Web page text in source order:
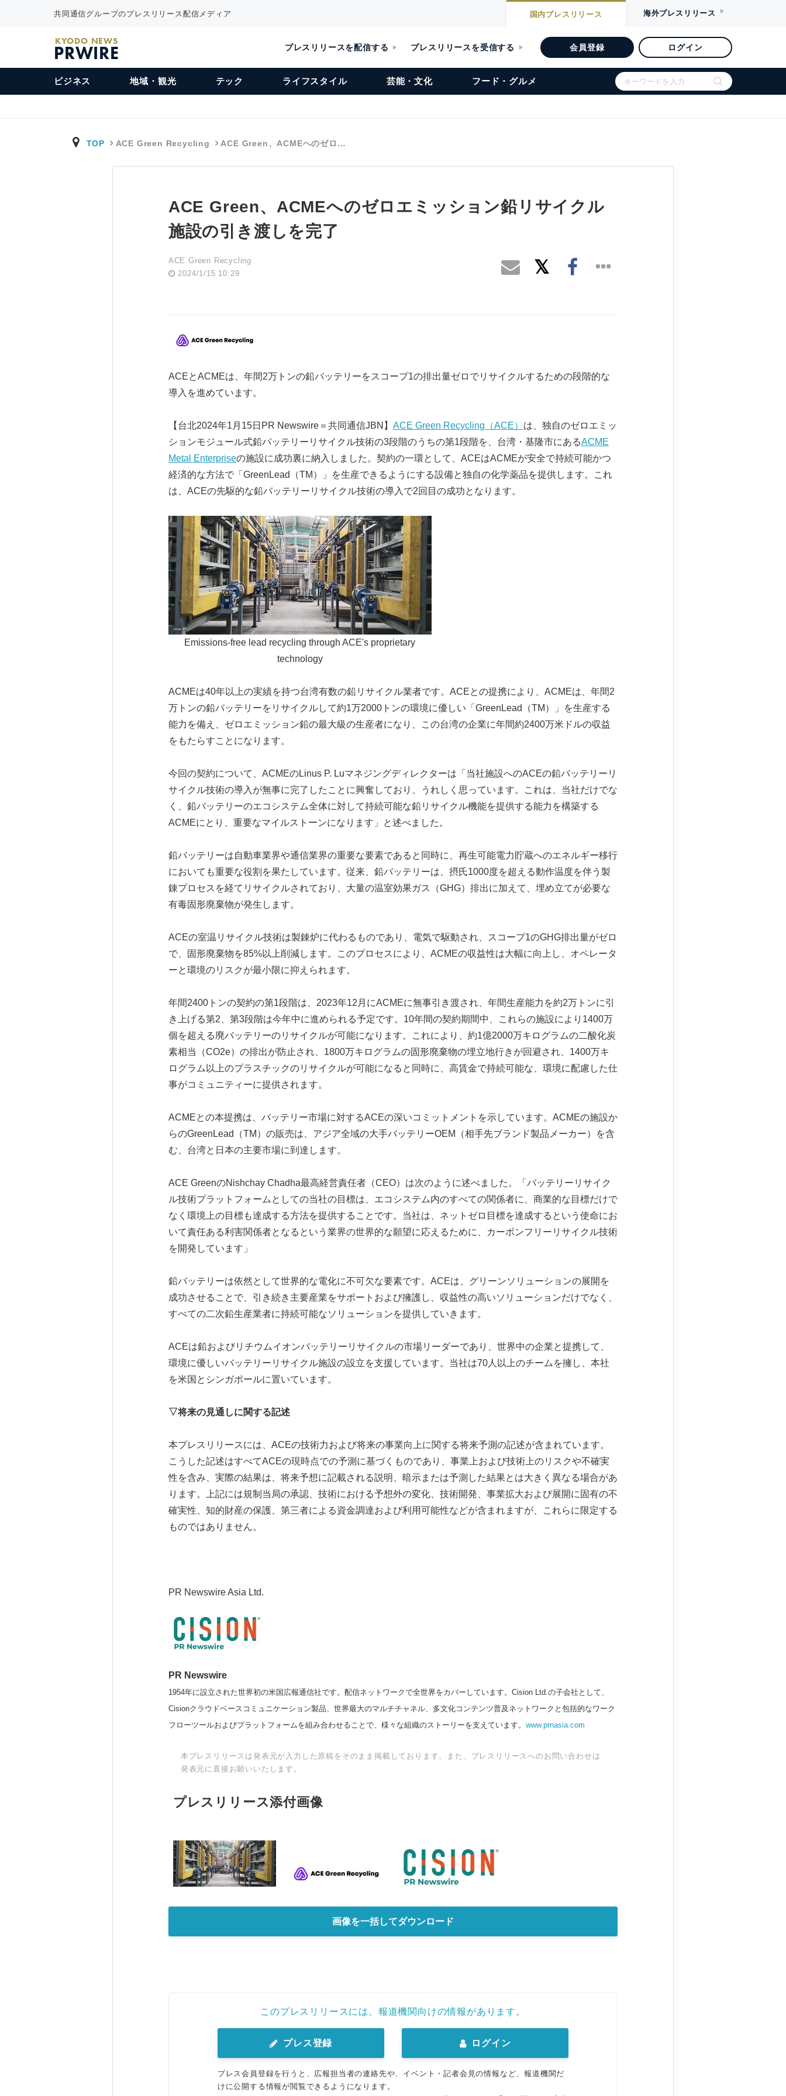
共同通信グループのプレスリリース配信メディア 国内プレスリリース 海外プレスリリース
KYODO NEWS
PRWIRE プレスリリースを配信する プレスリリースを受信する 会員登録 ログイン
ビジネス 地域・観光 テック ライフスタイル 芸能・文化 フード・グルメ
TOP ACE Green Recycling ACE Green、ACMEへのゼロ…
ACE Green、ACMEへのゼロエミッション鉛リサイクル
施設の引き渡しを完了
ACE Green Recycling
2024/1/15 10:29
ACEとACMEは、年間2万トンの鉛バッテリーをスコープ1の排出量ゼロでリサイクルするための段階的な
導入を進めています。
【台北2024年1月15日PR Newswire＝共同通信JBN】 ACE Green Recycling（ACE） は、独自のゼロエミッ
ションモジュール式鉛バッテリーリサイクル技術の3段階のうちの第1段階を、台湾・基隆市にあるACME
Metal Enterpriseの施設に成功裏に納入しました。契約の一環として、ACEはACMEが安全で持続可能かつ
経済的な方法で「GreenLead（TM）」を生産できるようにする設備と独自の化学薬品を提供します。これ
は、ACEの先駆的な鉛バッテリーリサイクル技術の導入で2回目の成功となります。
Emissions-free lead recycling through ACE's proprietary
technology
ACMEは40年以上の実績を持つ台湾有数の鉛リサイクル業者です。ACEとの提携により、ACMEは、年間2
万トンの鉛バッテリーをリサイクルして約1万2000トンの環境に優しい「GreenLead（TM）」を生産する
能力を備え、ゼロエミッション鉛の最大級の生産者になり、この台湾の企業に年間約2400万米ドルの収益
をもたらすことになります。
今回の契約について、ACMEのLinus P. Luマネジングディレクターは「当社施設へのACEの鉛バッテリーリ
サイクル技術の導入が無事に完了したことに興奮しており、うれしく思っています。これは、当社だけでな
く、鉛バッテリーのエコシステム全体に対して持続可能な鉛リサイクル機能を提供する能力を構築する
ACMEにとり、重要なマイルストーンになります」と述べました。
鉛バッテリーは自動車業界や通信業界の重要な要素であると同時に、再生可能電力貯蔵へのエネルギー移行
においても重要な役割を果たしています。従来、鉛バッテリーは、摂氏1000度を超える動作温度を伴う製
錬プロセスを経てリサイクルされており、大量の温室効果ガス（GHG）排出に加えて、埋め立てが必要な
有毒固形廃棄物が発生します。
ACEの室温リサイクル技術は製錬炉に代わるものであり、電気で駆動され、スコープ1のGHG排出量がゼロ
で、固形廃棄物を85%以上削減します。このプロセスにより、ACMEの収益性は大幅に向上し、オペレータ
ーと環境のリスクが最小限に抑えられます。
年間2400トンの契約の第1段階は、2023年12月にACMEに無事引き渡され、年間生産能力を約2万トンに引
き上げる第2、第3段階は今年中に進められる予定です。10年間の契約期間中、これらの施設により1400万
個を超える廃バッテリーのリサイクルが可能になります。これにより、約1億2000万キログラムの二酸化炭
素相当（CO2e）の排出が防止され、1800万キログラムの固形廃棄物の埋立地行きが回避され、1400万キ
ログラム以上のプラスチックのリサイクルが可能になると同時に、高賃金で持続可能な、環境に配慮した仕
事がコミュニティーに提供されます。
ACMEとの本提携は、バッテリー市場に対するACEの深いコミットメントを示しています。ACMEの施設か
らのGreenLead（TM）の販売は、アジア全域の大手バッテリーOEM（相手先ブランド製品メーカー）を含
む、台湾と日本の主要市場に到達します。
ACE GreenのNishchay Chadha最高経営責任者（CEO）は次のように述べました。「バッテリーリサイク
ル技術プラットフォームとしての当社の目標は、エコシステム内のすべての関係者に、商業的な目標だけで
なく環境上の目標も達成する方法を提供することです。当社は、ネットゼロ目標を達成するという使命にお
いて責任ある利害関係者となるという業界の世界的な願望に応えるために、カーボンフリーリサイクル技術
を開発しています」
鉛バッテリーは依然として世界的な電化に不可欠な要素です。ACEは、グリーンソリューションの展開を
成功させることで、引き続き主要産業をサポートおよび擁護し、収益性の高いソリューションだけでなく、
すべての二次鉛生産業者に持続可能なソリューションを提供していきます。
ACEは鉛およびリチウムイオンバッテリーリサイクルの市場リーダーであり、世界中の企業と提携して、
環境に優しいバッテリーリサイクル施設の設立を支援しています。当社は70人以上のチームを擁し、本社
を米国とシンガポールに置いています。
▽将来の見通しに関する記述
本プレスリリースには、ACEの技術力および将来の事業向上に関する将来予測の記述が含まれています。
こうした記述はすべてACEの現時点での予測に基づくものであり、事業上および技術上のリスクや不確実
性を含み、実際の結果は、将来予想に記載される説明、暗示または予測した結果とは大きく異なる場合があ
ります。上記には規制当局の承認、技術における予想外の変化、技術開発、事業拡大および展開に固有の不
確実性、知的財産の保護、第三者による資金調達および利用可能性などが含まれますが、これらに限定する
ものではありません。
PR Newswire Asia Ltd.
PR Newswire
1954年に設立された世界初の米国広報通信社です。配信ネットワークで全世界をカバーしています。Cision Ltd.の子会社として、
Cisionクラウドベースコミュニケーション製品、世界最大のマルチチャネル、多文化コンテンツ普及ネットワークと包括的なワーク
フローツールおよびプラットフォームを組み合わせることで、様々な組織のストーリーを支えています。 www.prnasia.com
本プレスリリースは発表元が入力した原稿をそのまま掲載しております。また、プレスリリースへのお問い合わせは
発表元に直接お願いいたします。
プレスリリース添付画像
画像を一括してダウンロード
このプレスリリースには、報道機関向けの情報があります。
プレス登録 ログイン
プレス会員登録を行うと、広報担当者の連絡先や、イベント・記者会見の情報など、報道機関だ
けに公開する情報が閲覧できるようになります。
Japanese